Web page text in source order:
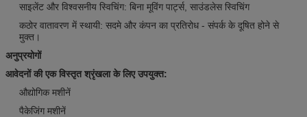
साइलेंट और विश्वसनीय स्विचिंग: बिना मूविंग पार्ट्स, साउंडलेस स्विचिंग
कठोर वातावरण में स्थायी: सदमे और कंपन का प्रतिरोध - संपर्क के दूषित होने से
मुक्त।
अनुप्रयोगों
आवेदनों की एक विस्तृत श्रृंखला के लिए उपयुक्त:
औद्योगिक मशीनें
पैकेजिंग मशीनें